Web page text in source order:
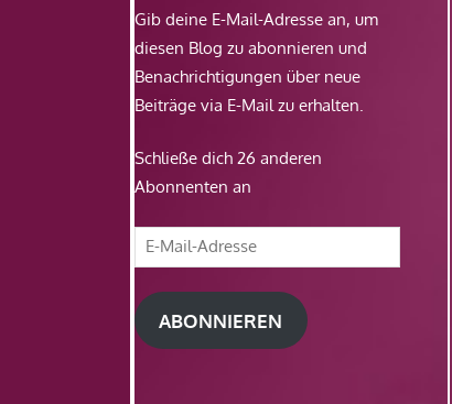
Gib deine E-Mail-Adresse an, um
diesen Blog zu abonnieren und
Benachrichtigungen über neue
Beiträge via E-Mail zu erhalten.
Schließe dich 26 anderen
Abonnenten an
E-
Mail-
Adresse
ABONNIEREN